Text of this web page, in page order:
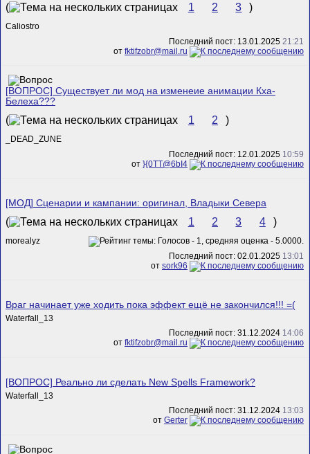
( 1 2 3 )
Caliostro
Последний пост: 13.01.2025 21:21
от fktifzobr@mail.ru
[ВОПРОС] Существует ли мод на изменеие анимации Кха-
Белеха???
( 1 2 )
_DEAD_ZUNE
Последний пост: 12.01.2025 10:59
от }{0TT@6bI4
[МОД] Сценарии и кампании: оригинал, Владыки Севера
( 1 2 3 4 )
morealyz
Последний пост: 02.01.2025 13:01
от sork96
Враг начинает уже ходить пока эффект ещё не закончился!!! =(
Waterfall_13
Последний пост: 31.12.2024 14:06
от fktifzobr@mail.ru
[ВОПРОС] Реально ли сделать New Spells Framework?
Waterfall_13
Последний пост: 31.12.2024 13:03
от Gerter